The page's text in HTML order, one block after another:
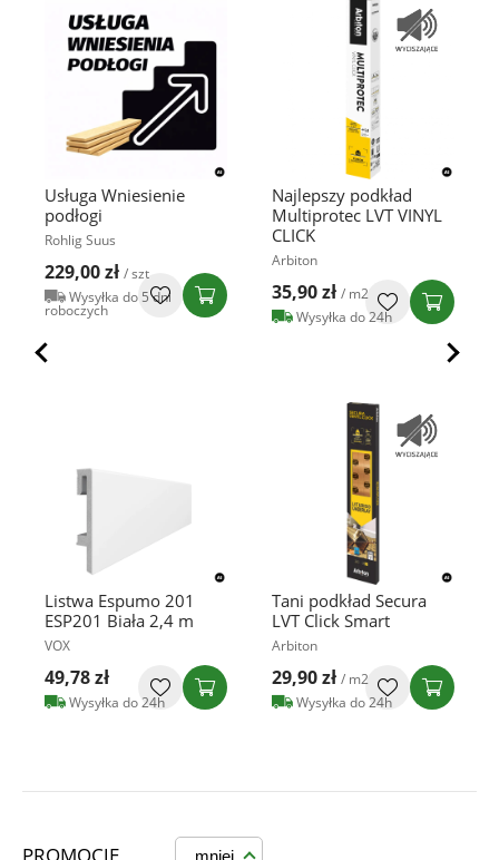
Usługa Wniesienie
podłogi
Rohlig Suus
229,00 zł / szt
Wysyłka do 5 dni
roboczych
Listwa Espumo 201
ESP201 Biała 2,4 m
VOX
49,78 zł
Wysyłka do 24h
Najlepszy podkład
Multiprotec LVT VINYL
CLICK
Arbiton
35,90 zł / m2
Wysyłka do 24h
Tani podkład Secura
LVT Click Smart
Arbiton
29,90 zł / m2
Wysyłka do 24h